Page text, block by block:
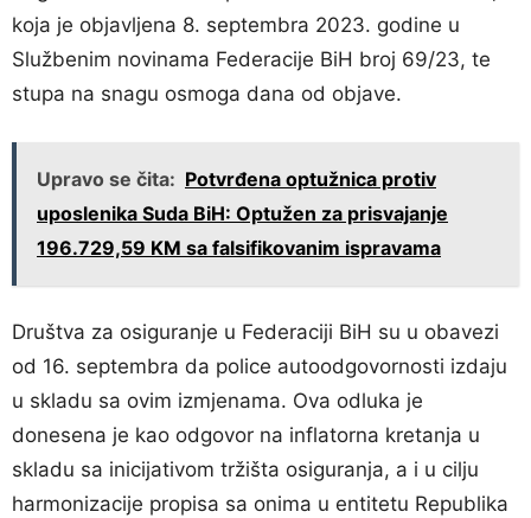
koja je objavljena 8. septembra 2023. godine u
Službenim novinama Federacije BiH broj 69/23, te
stupa na snagu osmoga dana od objave.
Upravo se čita: Potvrđena optužnica protiv
uposlenika Suda BiH: Optužen za prisvajanje
196.729,59 KM sa falsifikovanim ispravama
Društva za osiguranje u Federaciji BiH su u obavezi
od 16. septembra da police autoodgovornosti izdaju
u skladu sa ovim izmjenama. Ova odluka je
donesena je kao odgovor na inflatorna kretanja u
skladu sa inicijativom tržišta osiguranja, a i u cilju
harmonizacije propisa sa onima u entitetu Republika